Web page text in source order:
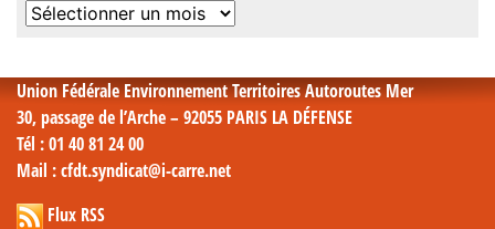
Archives
Union Fédérale Environnement Territoires Autoroutes Mer
30, passage de l’Arche – 92055 PARIS LA DÉFENSE
Tél : 01 40 81 24 00
Mail : cfdt.syndicat@i-carre.net
Flux RSS